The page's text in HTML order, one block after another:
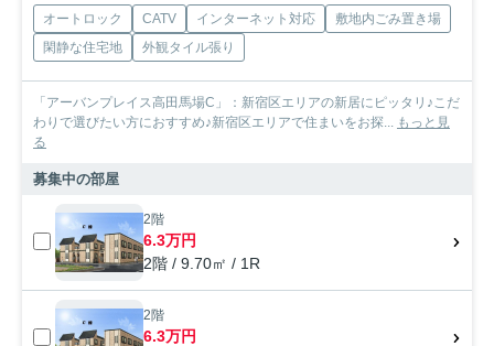
オートロック CATV インターネット対応
敷地内ごみ置き場
閑静な住宅地
外観タイル張り
「アーバンプレイス高田馬場C」：新宿区エリアの新居にピッタリ♪こだ
わりで選びたい方におすすめ♪新宿区エリアで住まいをお探... もっと見
る
募集中の部屋
2階
6.3万円
2階 / 9.70㎡ / 1R
2階
6.3万円